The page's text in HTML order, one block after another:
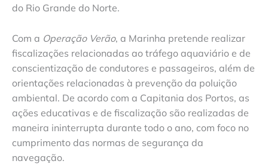
do Rio Grande do Norte.
Com a Operação Verão, a Marinha pretende realizar
fiscalizações relacionadas ao tráfego aquaviário e de
conscientização de condutores e passageiros, além de
orientações relacionadas à prevenção da poluição
ambiental. De acordo com a Capitania dos Portos, as
ações educativas e de fiscalização são realizadas de
maneira ininterrupta durante todo o ano, com foco no
cumprimento das normas de segurança da
navegação.